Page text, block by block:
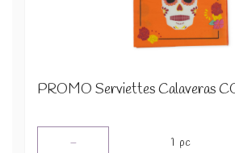
PROMO Serviettes Calaveras
- 1 pc